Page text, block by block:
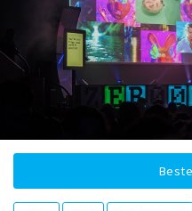
Drinken
Slapen
Recreatief
Winkels
Parkeren